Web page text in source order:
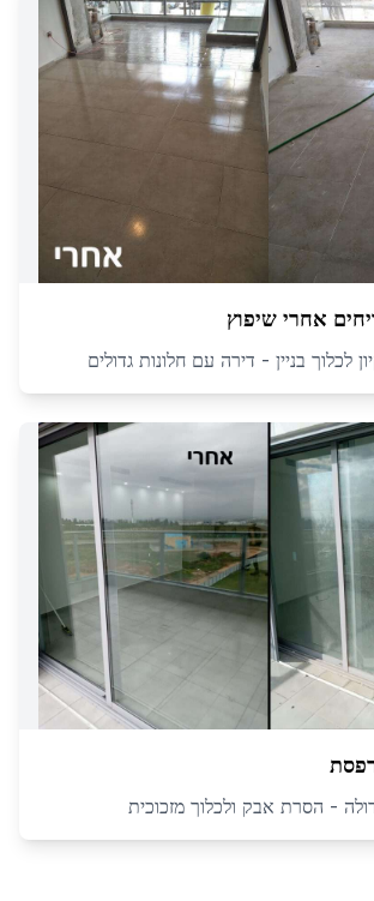
אחרי שיפוץ
לכלוך בניין - דירה עם חלונות גדולים
- הסרת אבק ולכלוך מזכוכית